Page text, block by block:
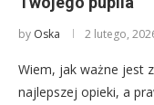
by Oska 2 lutego,
Wiem, jak ważne jest
najlepszej opieki, a